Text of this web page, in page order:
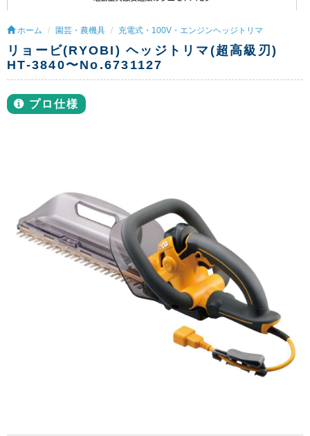
ホーム 園芸・農機具 充電式・100V・エンジンヘッジトリマ
リョービ(RYOBI) ヘッジトリマ(超高級刃)
HT-3840〜No.6731127
プロ仕様